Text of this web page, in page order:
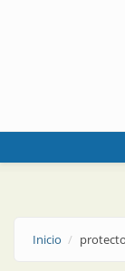
Inicio